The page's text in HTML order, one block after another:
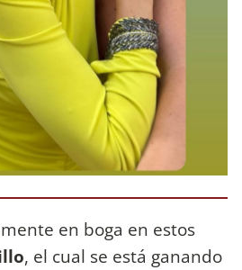
en boga en estos
, el cual se está ganando